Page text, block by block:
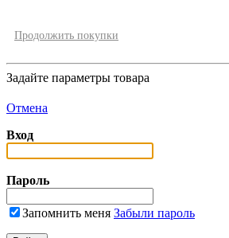
Продолжить покупки
Задайте параметры товара
Отмена
Вход
Пароль
Запомнить меня Забыли пароль